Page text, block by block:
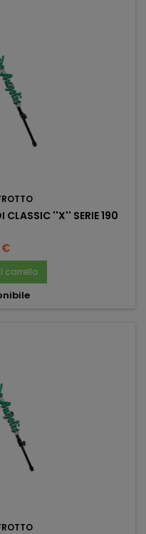
CLASSIC ''X'' SERIE 190
€
carrello